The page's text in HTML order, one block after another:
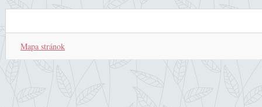
Mapa stránok